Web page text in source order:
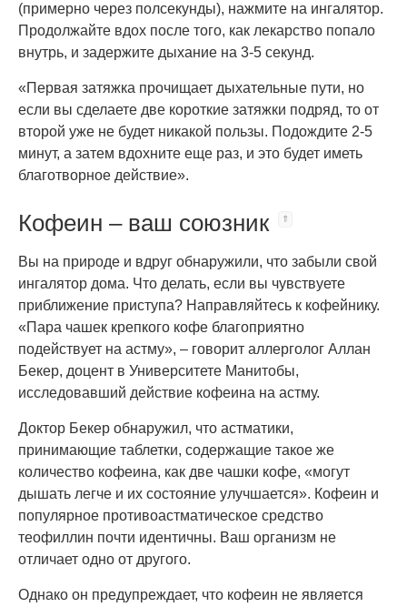
(примерно через полсекунды), нажмите на ингалятор.
Продолжайте вдох после того, как лекарство попало
внутрь, и задержите дыхание на 3-5 секунд.
«Первая затяжка прочищает дыхательные пути, но
если вы сделаете две короткие затяжки подряд, то от
второй уже не будет никакой пользы. Подождите 2-5
минут, а затем вдохните еще раз, и это будет иметь
благотворное действие».
Кофеин – ваш союзник
Вы на природе и вдруг обнаружили, что забыли свой
ингалятор дома. Что делать, если вы чувствуете
приближение приступа? Направляйтесь к кофейнику.
«Пара чашек крепкого кофе благоприятно
подействует на астму», – говорит аллерголог Аллан
Бекер, доцент в Университете Манитобы,
исследовавший действие кофеина на астму.
Доктор Бекер обнаружил, что астматики,
принимающие таблетки, содержащие такое же
количество кофеина, как две чашки кофе, «могут
дышать легче и их состояние улучшается». Кофеин и
популярное противоастматическое средство
теофиллин почти идентичны. Ваш организм не
отличает одно от другого.
Однако он предупреждает, что кофеин не является